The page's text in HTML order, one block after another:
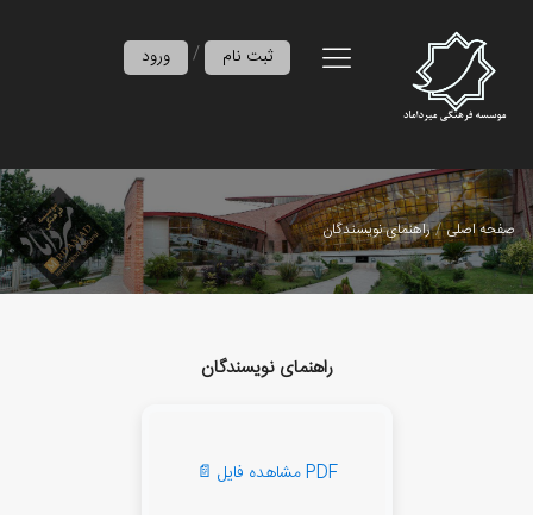
ورود / ثبت نام
صفحه اصلی راهنمای نویسندگان
راهنمای نویسندگان
📄 مشاهده فایل PDF